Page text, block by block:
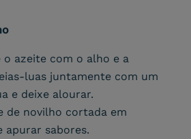
o azeite com o alho e a
luas juntamente com um
e deixe alourar.
de novilho cortada em
apurar sabores.